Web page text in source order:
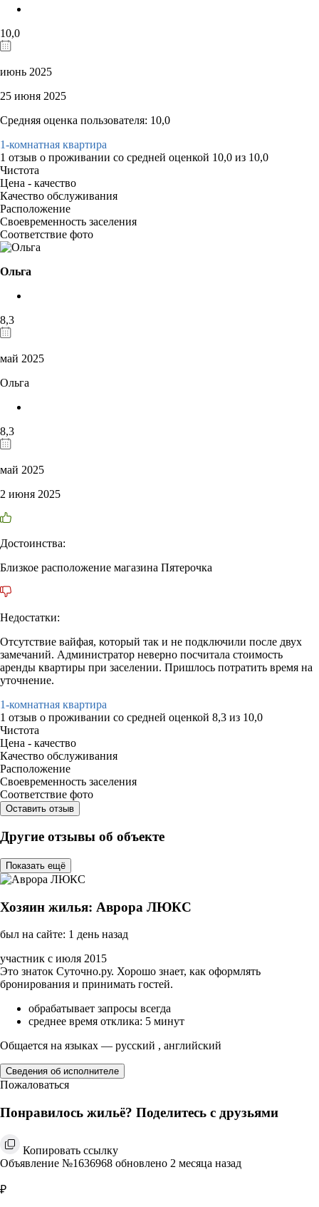
10,0
июнь 2025
25 июня 2025
Средняя оценка пользователя: 10,0
1-комнатная квартира
1 отзыв о проживании со средней оценкой 10,0 из 10,0
Чистота
Цена - качество
Качество обслуживания
Расположение
Своевременность заселения
Соответствие фото
Ольга
8,3
май 2025
Ольга
8,3
май 2025
2 июня 2025
Достоинства:
Близкое расположение магазина Пятерочка
Недостатки:
Отсутствие вайфая, который так и не подключили после двух
замечаний. Администратор неверно посчитала стоимость
аренды квартиры при заселении. Пришлось потратить время на
уточнение.
1-комнатная квартира
1 отзыв о проживании со средней оценкой 8,3 из 10,0
Чистота
Цена - качество
Качество обслуживания
Расположение
Своевременность заселения
Соответствие фото
Оставить отзыв
Другие отзывы об объекте
Показать ещё
Хозяин жилья: Аврора ЛЮКС
был на сайте: 1 день назад
участник с июля 2015
Это знаток Суточно.ру. Хорошо знает, как оформлять
бронирования и принимать гостей.
обрабатывает запросы всегда
среднее время отклика: 5 минут
Общается на языках — русский , английский
Сведения об исполнителе
Пожаловаться
Понравилось жильё? Поделитесь с друзьями
Копировать ссылку
Объявление №1636968 обновлено 2 месяца назад
₽